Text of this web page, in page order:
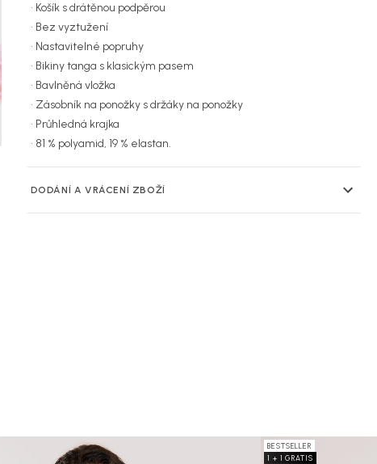
• Košík s drátěnou podpěrou
• Bez vyztužení
• Nastavitelné popruhy
• Bikiny tanga s klasickým pasem
• Bavlněná vložka
• Zásobník na ponožky s držáky na ponožky
• Průhledná krajka
• 81 % polyamid, 19 % elastan.
DODÁNÍ A VRÁCENÍ ZBOŽÍ
BESTSELLER
1 + 1 GRATIS